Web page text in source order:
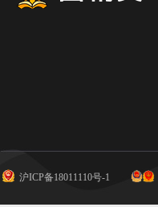
沪ICP备18011110号-1